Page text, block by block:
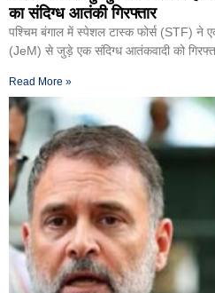
का संदिग्ध आतंकी गिरफ्तार
पश्चिम बंगाल में स्पेशल टास्क फोर्स (STF) ने
(JeM) से जुड़े एक संदिग्ध आतंकवादी को
Read More »